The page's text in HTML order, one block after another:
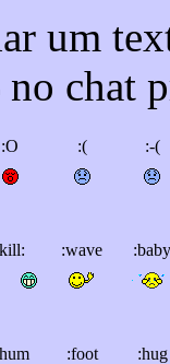
um
no chat
:O :( :-(
:wave :baby
:foot :hug